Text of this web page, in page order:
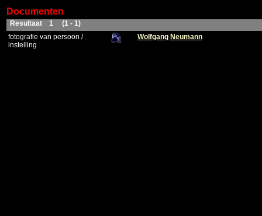
Documenten
Resultaat 1 (1 - 1)
fotografie van persoon /
instelling
Wolfgang Neumann